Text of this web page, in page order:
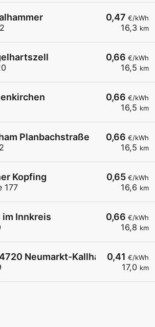
0,47 €/kWh
16,3 km
0,66 €/kWh
16,5 km
0,66 €/kWh
16,5 km
0,66 €/kWh
16,5 km
Planbachstraße
0,65 €/kWh
16,6 km
Kopfing
177
0,66 €/kWh
16,8 km
im Innkreis
0,41 €/kWh
17,0 km
Neumarkt-Kallham